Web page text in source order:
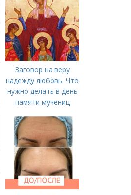
Windows, для работы
с текстом, окнами и
другими элементами
Заговор на веру
надежду любовь. Что
нужно делать в день
памяти мучениц
Любови и матери их
Софии 30 сентября
2022 года